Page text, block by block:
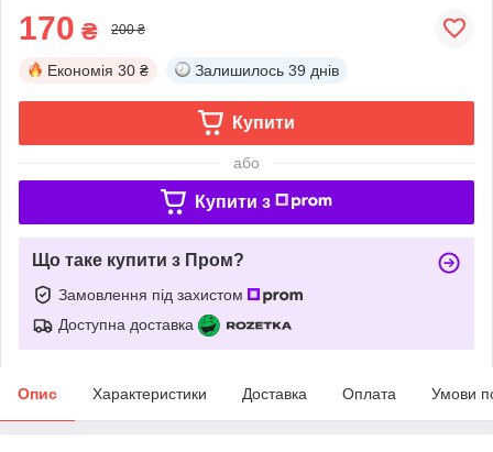
170 ₴ 200 ₴
Економія 30 ₴ Залишилось 39 днів
Купити
або
Купити з
Що таке купити з Пром?
Замовлення під захистом
Доступна доставка
Опис Характеристики Доставка Оплата Умови